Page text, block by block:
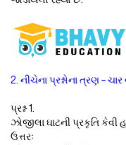
2. નીચેના પ્રશ્નોના ત્રણ –
પ્રશ્ન 1.
ઝોજીલા ઘાટની પ્રકૃતિ કેવી
ઉત્તરઃ